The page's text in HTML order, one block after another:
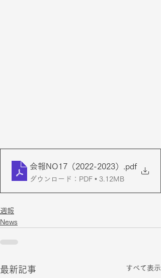
会報NO17（2022-2023） .pdf
ダウンロード：PDF • 3.12MB
週報
News
最新記事 すべて表示